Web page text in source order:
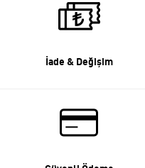
İade & Değişim